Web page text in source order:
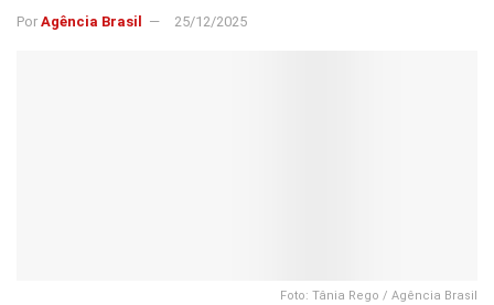
Por Agência Brasil 25/12/2025
Foto: Tânia Rego / Agência Brasil